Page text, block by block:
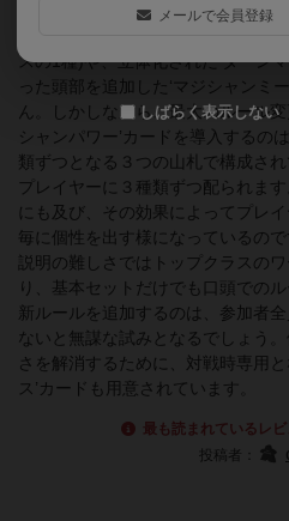
れているので、追加された８枚は
ん。また、基本セットには25個し
スの1種)や、立体化された‘ターン
った頭部を追加した‘マジシャンミ
ん。しかしながら、最大のルール
シャンパワー’カードを導入するの
類ずつとなる３つの山札で構成さ
プレイヤーに３種類ずつ配られま
にも及び、その効果によってプレ
毎に個性を出す様になっているの
説明の難しさではトップクラスの
り、基本セットだけでも口頭での
新ルールを追加するのは、参加者
ないと無謀な試みとなるでしょう
さを解消するために、対戦時専用
ス’カードも用意されています。
最も読まれているレ
投稿者：
メールで会員登録
しばらく表示しない